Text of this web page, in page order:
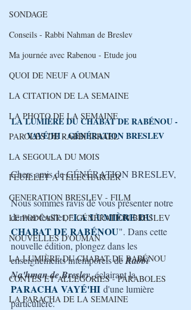
SONDAGE
Conseils - Rabbi Nahman de Breslev
Ma journée avec Rabenou - Etude jou
QUOI DE NEUF A OUMAN
LA CITATION DE LA SEMAINE
LA PHOTO DE LA SEMAINE
PAROLES DE RABBI ISRAEL
LA SEGOULA DU MOIS
FEUILLET A TELECHARGER
GENERATION BRESLEV - FILM
LE PODCAST DE GÉNÉRATION BRESLEV
NOUVELLES D'OUMAN
LA LUMIÈRE DU CHABAT DE RABÉNOU
CONTES ET ALLÉGORIES - PARABOLES
LA PARACHA DE LA SEMAINE
LA LUMIÈRE DU CHABAT DE RABÉNOU -
VAYÉ'HI - GÉNÉRATION BRESLEV
Chers amis de GÉNÉRATION BRESLEV,
Nous sommes ravis de vous présenter notre
dernier feuillet, "LA LUMIÈRE DU
CHABAT DE RABÉNOU". Dans cette
nouvelle édition, plongez dans les
enseignements intemporels de Rabbi
Na'hman de Breslev, éclairant la
PARACHA VAYÉ'HI d'une lumière
particulière.